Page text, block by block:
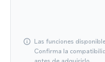
Las funciones
Confirma la